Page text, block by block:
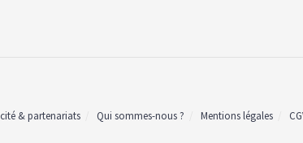
& partenariats Qui sommes-nous ? Mentions légales